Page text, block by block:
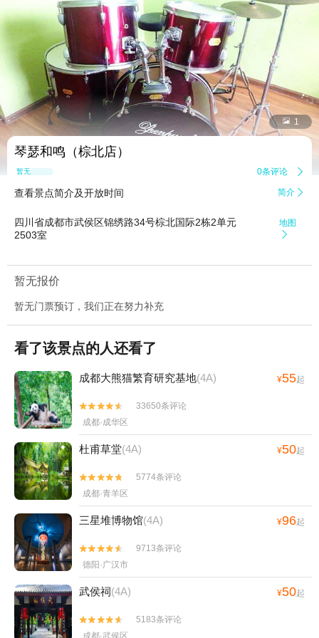
 1
琴瑟和鸣（棕北店）
暂无点评 0条评论 
查看景点简介及开放时间 简介 
四川省成都市武侯区锦绣路34号棕北国际2栋2单元
2503室
地图

暂无报价
暂无门票预订，我们正在努力补充
看了该景点的人还看了
成都大熊猫繁育研究基地(4A) ¥55起


33650条评论
成都·成华区
杜甫草堂(4A) ¥50起


5774条评论
成都·青羊区
三星堆博物馆(4A) ¥96起


9713条评论
德阳·广汉市
武侯祠(4A) ¥50起


5183条评论
